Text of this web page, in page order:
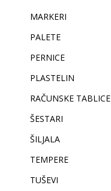
MARKERI
PALETE
PERNICE
PLASTELIN
RAČUNSKE TABLICE
ŠESTARI
ŠILJALA
TEMPERE
TUŠEVI